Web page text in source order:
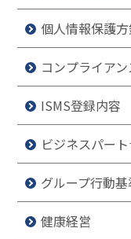
個人情報保護
コンプライアン
ISMS登録内容
ビジネスパー
グループ行動
健康経営